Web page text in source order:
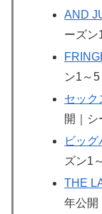
AND
ーズン
ン1～5
セック
開｜シ
ビッ
ズン1
THE
年公開